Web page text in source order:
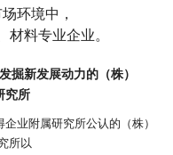
环境中，
材料专业企业。
掘新发展动力的（株）
究所
业附属研究所公认的（株）
所以